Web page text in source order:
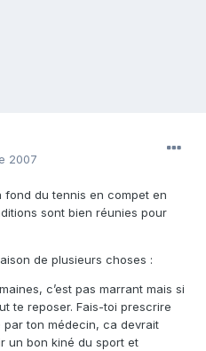
2007
du tennis en compet en
sont bien réunies pour
de plusieurs choses :
c’est pas marrant mais si
te reposer. Fais-toi prescrire
ton médecin, ca devrait
un bon kiné du sport et